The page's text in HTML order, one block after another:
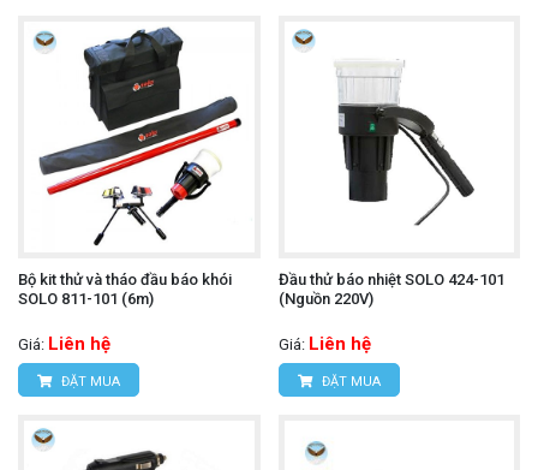
Bộ kit thử và tháo đầu báo khói
SOLO 811-101 (6m)
Giá: Liên hệ
ĐẶT MUA
Đầu thử báo nhiệt SOLO 424-101
(Nguồn 220V)
Giá: Liên hệ
ĐẶT MUA